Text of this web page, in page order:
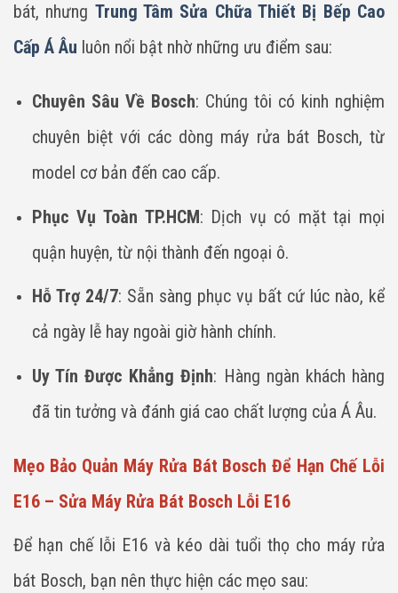
bát, nhưng Trung Tâm Sửa Chữa Thiết Bị Bếp Cao
Cấp Á Âu luôn nổi bật nhờ những ưu điểm sau:
Chuyên Sâu Về Bosch: Chúng tôi có kinh nghiệm
chuyên biệt với các dòng máy rửa bát Bosch, từ
model cơ bản đến cao cấp.
Phục Vụ Toàn TP.HCM: Dịch vụ có mặt tại mọi
quận huyện, từ nội thành đến ngoại ô.
Hỗ Trợ 24/7: Sẵn sàng phục vụ bất cứ lúc nào, kể
cả ngày lễ hay ngoài giờ hành chính.
Uy Tín Được Khẳng Định: Hàng ngàn khách hàng
đã tin tưởng và đánh giá cao chất lượng của Á Âu.
Mẹo Bảo Quản Máy Rửa Bát Bosch Để Hạn Chế Lỗi
E16 – Sửa Máy Rửa Bát Bosch Lỗi E16
Để hạn chế lỗi E16 và kéo dài tuổi thọ cho máy rửa
bát Bosch, bạn nên thực hiện các mẹo sau: